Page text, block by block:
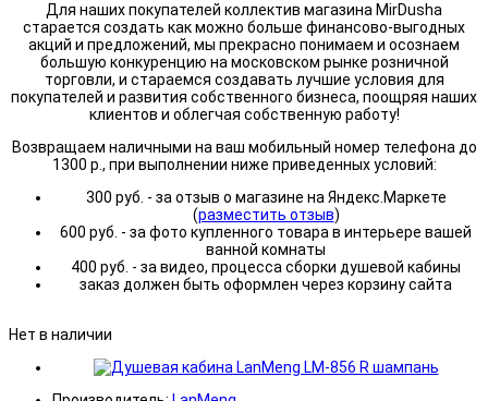
Для наших покупателей коллектив магазина MirDusha
старается создать как можно больше финансово-выгодных
акций и предложений, мы прекрасно понимаем и осознаем
большую конкуренцию на московском рынке розничной
торговли, и стараемся создавать лучшие условия для
покупателей и развития собственного бизнеса, поощряя наших
клиентов и облегчая собственную работу!
Возвращаем наличными на ваш мобильный номер телефона до
1300 р., при выполнении ниже приведенных условий:
300 руб. - за отзыв о магазине на Яндекс.Маркете
(разместить отзыв)
600 руб. - за фото купленного товара в интерьере вашей
ванной комнаты
400 руб. - за видео, процесса сборки душевой кабины
заказ должен быть оформлен через корзину сайта
Нет в наличии